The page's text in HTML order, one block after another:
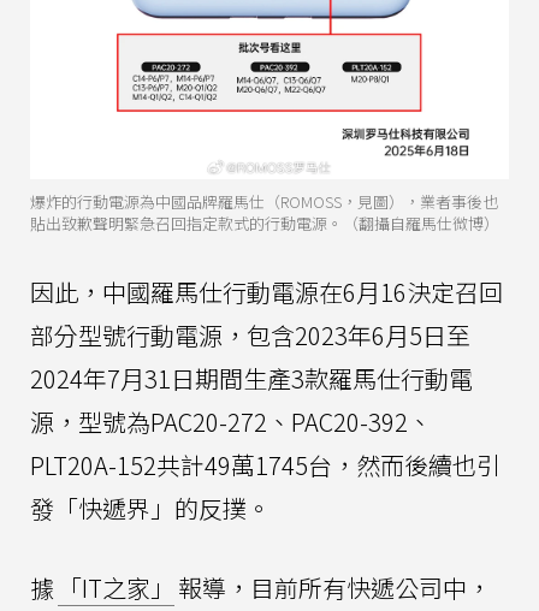
爆炸的行動電源為中國品牌羅馬仕（ROMOSS，見圖），業者事後也
貼出致歉聲明緊急召回指定款式的行動電源。（翻攝自羅馬仕微博）
因此，中國羅馬仕行動電源在6月16決定召回
部分型號行動電源，包含2023年6月5日至
2024年7月31日期間生產3款羅馬仕行動電
源，型號為PAC20-272、PAC20-392、
PLT20A-152共計49萬1745台，然而後續也引
發「快遞界」的反撲。
據 「IT之家」 報導，目前所有快遞公司中，